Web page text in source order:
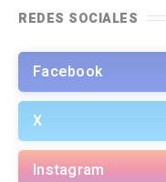
REDES SOCIALES
Facebook
X
Instagram